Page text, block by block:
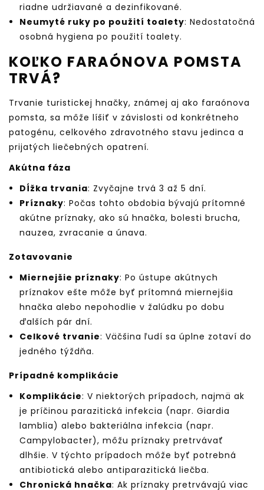
riadne udržiavané a dezinfikované.
Neumyté ruky po použití toalety: Nedostatočná
osobná hygiena po použití toalety.
KOĽKO FARAÓNOVA POMSTA
TRVÁ?
Trvanie turistickej hnačky, známej aj ako faraónova
pomsta, sa môže líšiť v závislosti od konkrétneho
patogénu, celkového zdravotného stavu jedinca a
prijatých liečebných opatrení.
Akútna fáza
Dĺžka trvania: Zvyčajne trvá 3 až 5 dní.
Príznaky: Počas tohto obdobia bývajú prítomné
akútne príznaky, ako sú hnačka, bolesti brucha,
nauzea, zvracanie a únava.
Zotavovanie
Miernejšie príznaky: Po ústupe akútnych
príznakov ešte môže byť prítomná miernejšia
hnačka alebo nepohodlie v žalúdku po dobu
ďalších pár dní.
Celkové trvanie: Väčšina ľudí sa úplne zotaví do
jedného týždňa.
Prípadné komplikácie
Komplikácie: V niektorých prípadoch, najmä ak
je príčinou parazitická infekcia (napr. Giardia
lamblia) alebo bakteriálna infekcia (napr.
Campylobacter), môžu príznaky pretrvávať
dlhšie. V týchto prípadoch môže byť potrebná
antibiotická alebo antiparazitická liečba.
Chronická hnačka: Ak príznaky pretrvávajú viac